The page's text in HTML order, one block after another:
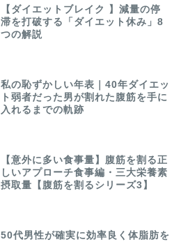
【ダイエットブレイク 】減量の停
滞を打破する「ダイエット休み」8
つの解説
私の恥ずかしい年表｜40年ダイエッ
ト弱者だった男が割れた腹筋を手に
入れるまでの軌跡
【意外に多い食事量】腹筋を割る正
しいアプローチ食事編・三大栄養素
摂取量【腹筋を割るシリーズ3】
50代男性が確実に効率良く体脂肪を